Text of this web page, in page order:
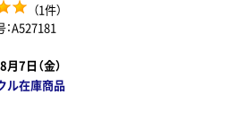
（1件）
A527181
8月7日（金）
ル在庫商品